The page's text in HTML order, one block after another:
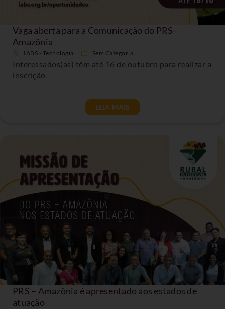
Vaga aberta para a Comunicação do PRS-
Amazônia
IABS - Tecnologia Sem Categoria
Interessados(as) têm até 16 de outubro para realizar a
inscrição
LEIA MAIS
PRS – Amazônia é apresentado aos estados de
atuação